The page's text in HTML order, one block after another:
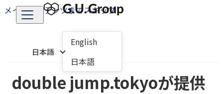
メインコンテンツまでスキップ
日本語
English
日本語
double jump.tokyoが提供